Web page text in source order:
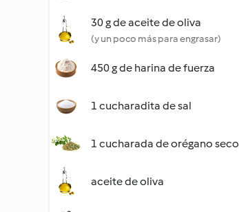
30 g de aceite de oliva
(y un poco más para engrasar)
450 g de harina de fuerza
1 cucharadita de sal
1 cucharada de orégano seco
aceite de oliva